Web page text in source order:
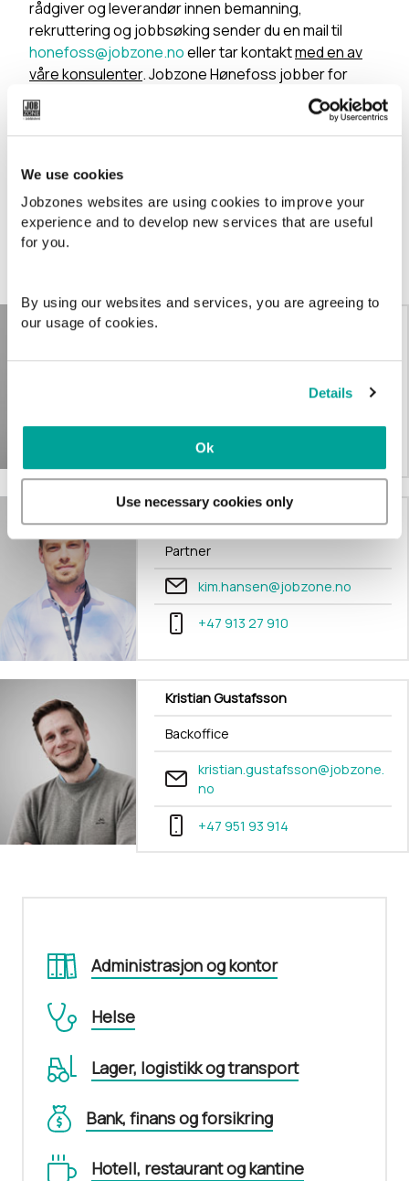
We use cookies
Jobzones websites are using cookies to improve your
experience and to develop new services that are useful
for you.
By using our websites and services, you are agreeing to
our usage of cookies.
Details
Ok
Use necessary cookies only
rådgiver og leverandør innen bemanning,
rekruttering og jobbsøking sender du en mail til
honefoss@jobzone.noeller tar kontaktmed en av
våre konsulenter. Jobzone Hønefoss jobber for
deg!
Kontaktpersoner
Daglig leder
jan.kenneth.berntsen@jobzo
400 59 009
Kim Andre Hansen
Partner
kim.hansen@jobzone.no
+47 913 27 910
Kristian Gustafsson
Backoffice
kristian.gustafsson@jobzone.
no
+47 951 93 914
Administrasjon og kontor
Helse
Lager, logistikk og transport
Bank, finans og forsikring
Hotell, restaurant og kantine